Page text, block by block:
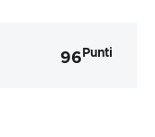
96 Punti